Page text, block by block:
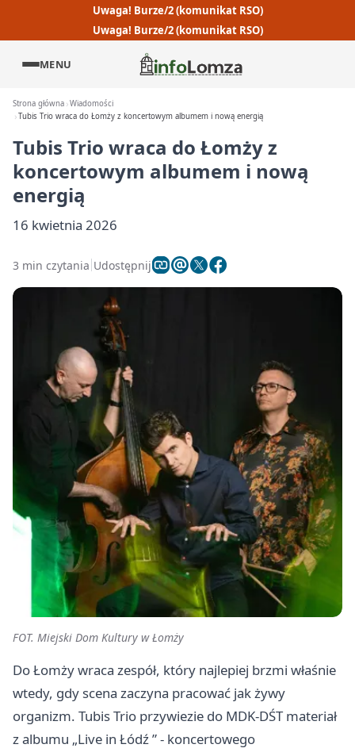
Uwaga! Burze/2 (komunikat RSO)
Uwaga! Burze/2 (komunikat RSO)
MENU
Strona główna Wiadomości
Tubis Trio wraca do Łomży z koncertowym albumem i nową energią
Tubis Trio wraca do Łomży z
koncertowym albumem i nową
energią
16 kwietnia 2026
3 min czytania Udostępnij
FOT. Miejski Dom Kultury w Łomży
Do Łomży wraca zespół, który najlepiej brzmi właśnie
wtedy, gdy scena zaczyna pracować jak żywy
organizm. Tubis Trio przywiezie do MDK-DŚT materiał
z albumu „Live in Łódź” - koncertowego